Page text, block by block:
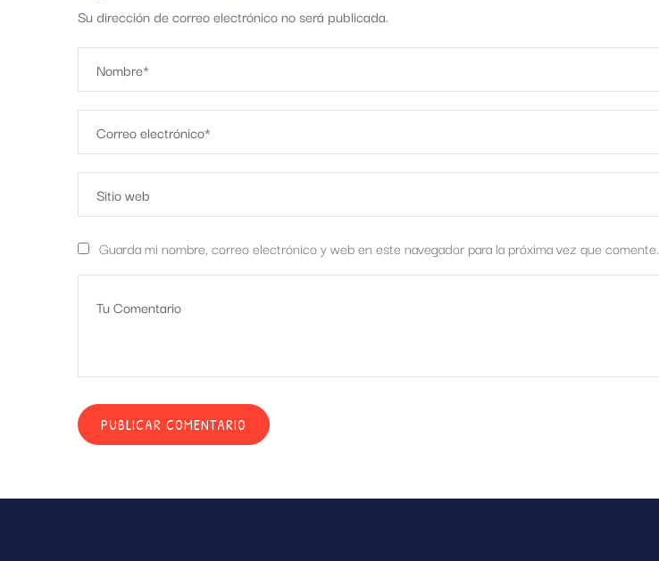
Su dirección de correo electrónico no será publicada.
Guarda mi nombre, correo electrónico y web en este navegador para la próxima vez que comente.